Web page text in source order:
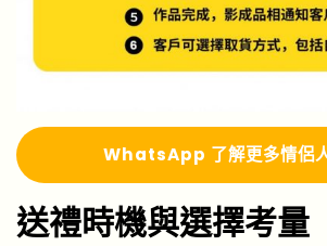
WhatsApp 了解更多情侶
送禮時機與選擇考量